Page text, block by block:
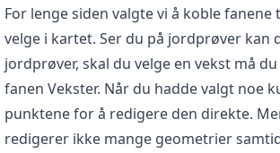
For lenge siden valgte vi å koble fanene
velge i kartet. Ser du på jordprøver kan
jordprøver, skal du velge en vekst må
fanen Vekster. Når du hadde valgt noe
punktene for å redigere den direkte.
redigerer ikke mange geometrier